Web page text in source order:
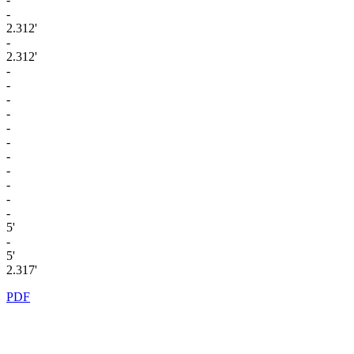
-
2.312'
-
2.312'
-
-
-
-
-
-
-
-
-
-
-
5'
-
5'
2.317'
PDF